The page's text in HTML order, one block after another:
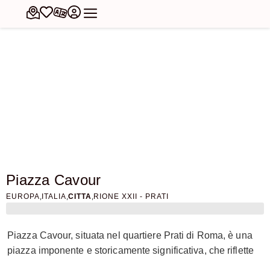
Piazza Cavour
EUROPA, ITALIA,CITTA,RIONE XXII - PRATI
Piazza Cavour, situata nel quartiere Prati di Roma, è una
piazza imponente e storicamente significativa, che riflette